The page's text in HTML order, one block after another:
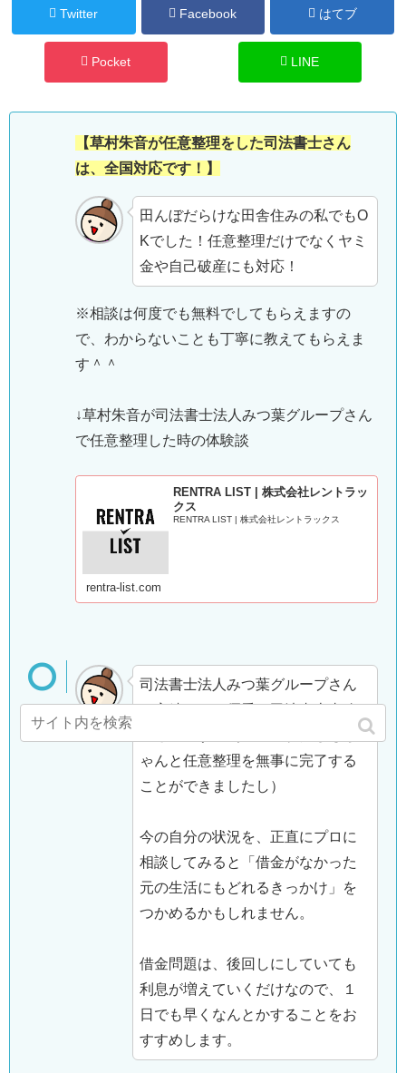
Twitter Facebook はてブ
Pocket LINE
【草村朱音が任意整理をした司法書士さん
は、全国対応です！】
田んぼだらけな田舎住みの私でもO
Kでした！任意整理だけでなくヤミ
金や自己破産にも対応！
※相談は何度でも無料でしてもらえますの
で、わからないことも丁寧に教えてもらえま
す＾＾
↓草村朱音が司法書士法人みつ葉グループさん
で任意整理した時の体験談
RENTRA LIST | 株式会社レントラッ
クス
RENTRA LIST | 株式会社レントラックス
rentra-list.com
司法書士法人みつ葉グループさん
は実績もあり優秀な司法書士事務
ゃんと任意整理を無事に完了する
ことができましたし）
今の自分の状況を、正直にプロに
相談してみると「借金がなかった
元の生活にもどれるきっかけ」を
つかめるかもしれません。
借金問題は、後回しにしていても
利息が増えていくだけなので、１
日でも早くなんとかすることをお
すすめします。